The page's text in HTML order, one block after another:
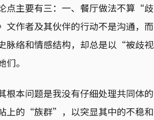
点主要有三：一、餐厅做法不算“歧
作者及其伙伴的行动不是沟通，而
脉络和情感结构，却总是以“被歧视
。
根本问题是我没有仔细处理共同体的
上的“族群”，以突显其中的不稳和